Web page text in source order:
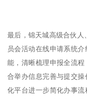
最后，锦天城高级合伙人
员会活动在线申请系统
能，清晰梳理申报全流
合举办信息完善与提交
化平台进一步简化办事